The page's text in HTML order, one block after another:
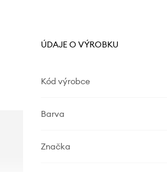
ÚDAJE O VÝROBKU
Kód výrobce
Barva
Značka